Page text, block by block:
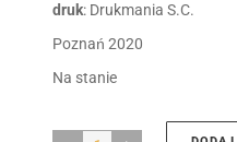
druk: Drukmania S.C.
Poznań 2020
Na stanie